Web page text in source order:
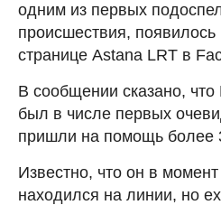
одним из первых
происшествия,
странице Astana LRT в
В сообщении сказано,
был в числе первых
пришли на помощь более
Известно, что он в
находился на линии, но